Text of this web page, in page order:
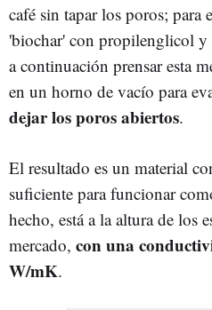
café sin tapar los poros; para
'biochar' con propilenglicol y
a continuación prensar esta
en un horno de vacío para
dejar los poros abiertos.
El resultado es un material
suficiente para funcionar
hecho, está a la altura de los
mercado, con una
W/mK.